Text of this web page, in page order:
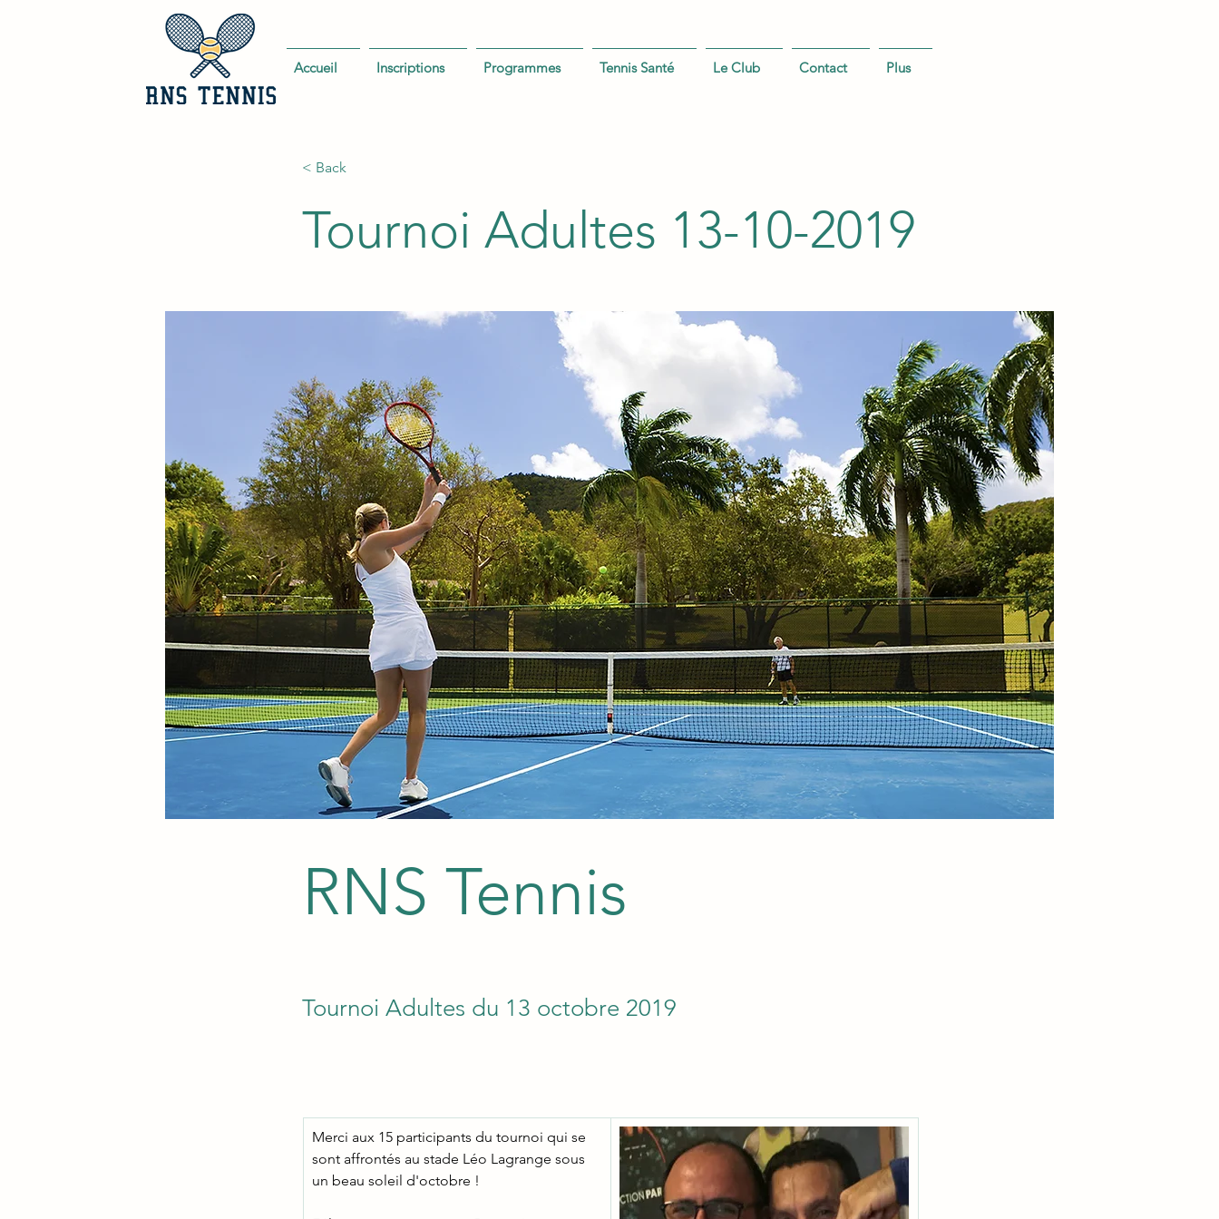
Accueil Inscriptions Programmes Tennis Santé Le Club Contact Plus
< Back
Tournoi Adultes 13-10-2019
RNS Tennis
Tournoi Adultes du 13 octobre 2019
Merci aux 15 participants du tournoi qui se
sont affrontés au stade Léo Lagrange sous
un beau soleil d'octobre !